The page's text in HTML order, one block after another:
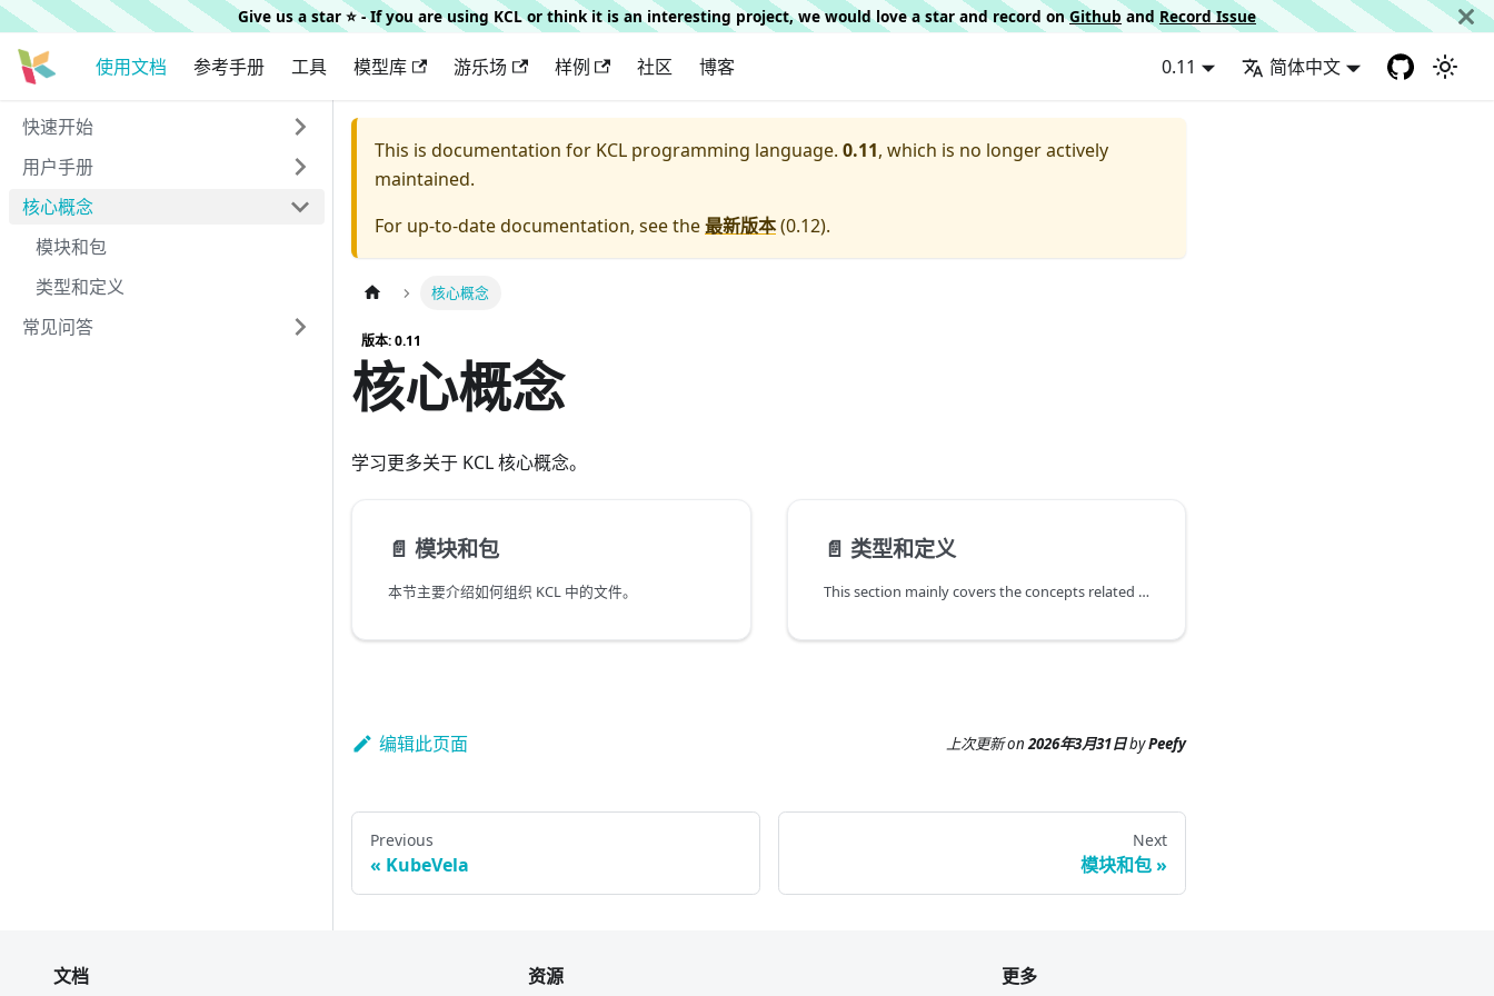
Give us a star ⭐️ - If you are using KCL or think it is an interesting project, we would love a star and record onGithub and Record Issue
使用文档 参考手册 工具 模型库 游乐场 样例 社区 博客 0.11 简体中文
快速开始
用户手册
核心概念
模块和包
类型和定义
常见问答
This is documentation for KCL programming language. 0.11, which is no longer actively
maintained.
For up-to-date documentation, see the最新版本(0.12).
核心概念
版本: 0.11
核心概念
学习更多关于 KCL 核心概念。
📄️ 模块和包
本节主要介绍如何组织 KCL 中的文件。
📄️ 类型和定义
This section mainly covers the concepts related to types and definitions.
编辑此页面 上次更新on2026年3月31日byPeefy
Previous
KubeVela
Next
模块和包
文档 资源 更多